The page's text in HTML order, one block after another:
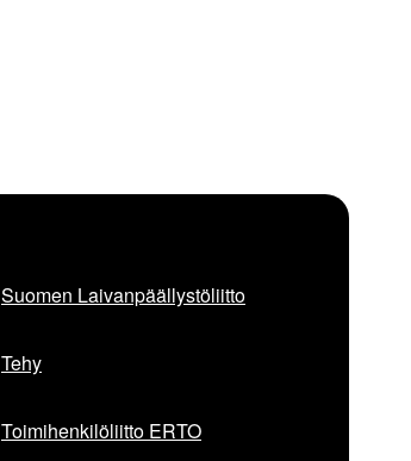
Suomen Laivanpäällystöliitto
Tehy
Toimihenkilöliitto ERTO